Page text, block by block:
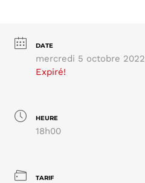
DATE
mercredi 5 octobre 2022
Expiré!
HEURE
18h00
TARIF